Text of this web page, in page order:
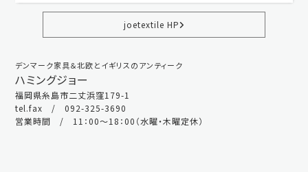
joetextile HP
デンマーク家具＆北欧とイギリスのアンティーク
ハミングジョー
福岡県糸島市二丈浜窪179-1
tel.fax / 092-325-3690
営業時間 / 11：00～18：00（水曜・木曜定休）